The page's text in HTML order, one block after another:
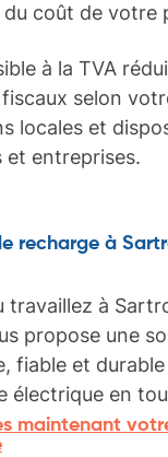
du coût de votre
à la TVA
selon
locales et
et entreprises.
recharge à
travaillez à
propose une
fiable et
électrique en
maintenant